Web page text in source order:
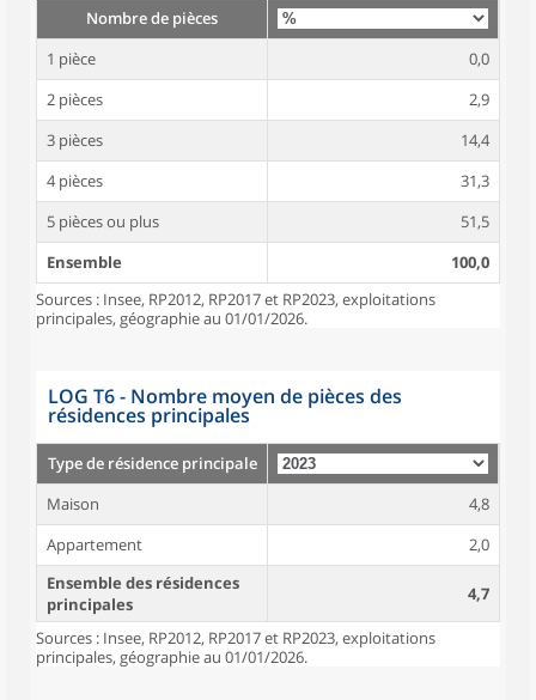
Nombre de pièces
1 pièce
0,0
2 pièces
2,9
3 pièces
14,4
4 pièces
31,3
5 pièces ou plus
51,5
Ensemble
100,0
Sources : Insee, RP2012, RP2017 et RP2023, exploitations
principales, géographie au 01/01/2026.
LOG T6 - Nombre moyen de pièces des
résidences principales
Type de résidence principale
Maison
4,8
Appartement
2,0
Ensemble des résidences
principales
4,7
Sources : Insee, RP2012, RP2017 et RP2023, exploitations
principales, géographie au 01/01/2026.